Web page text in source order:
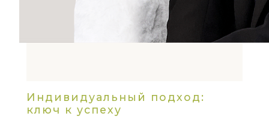
Индивидуальный подход:
ключ к успеху